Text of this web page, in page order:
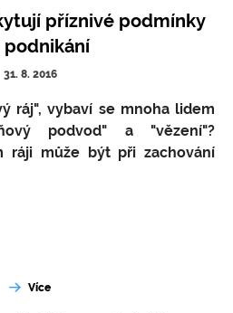
příznivé podmínky
podnikání
31. 8. 2016
ráj", vybaví se mnoha lidem
podvod" a "vězení"?
ráji může být při zachování
Více